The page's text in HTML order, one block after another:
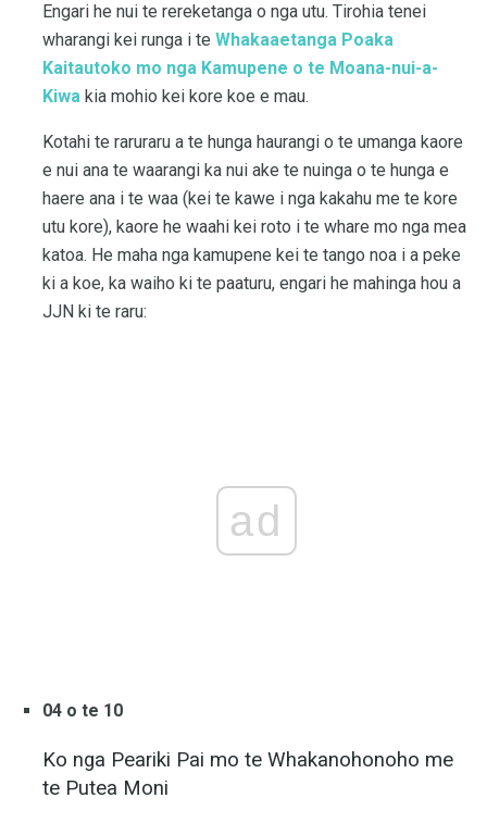
Engari he nui te rereketanga o nga utu. Tirohia tenei
wharangi kei runga i te Whakaaetanga Poaka
Kaitautoko mo nga Kamupene o te Moana-nui-a-
Kiwa kia mohio kei kore koe e mau.
Kotahi te raruraru a te hunga haurangi o te umanga kaore
e nui ana te waarangi ka nui ake te nuinga o te hunga e
haere ana i te waa (kei te kawe i nga kakahu me te kore
utu kore), kaore he waahi kei roto i te whare mo nga mea
katoa. He maha nga kamupene kei te tango noa i a peke
ki a koe, ka waiho ki te paaturu, engari he mahinga hou a
JJN ki te raru:
ad
04 o te 10
Ko nga Peariki Pai mo te Whakanohonoho me
te Putea Moni